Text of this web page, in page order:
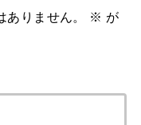
りません。 ※ が